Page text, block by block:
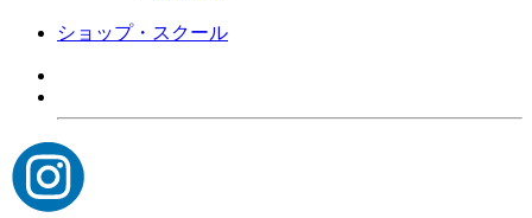
ショップ・スクール